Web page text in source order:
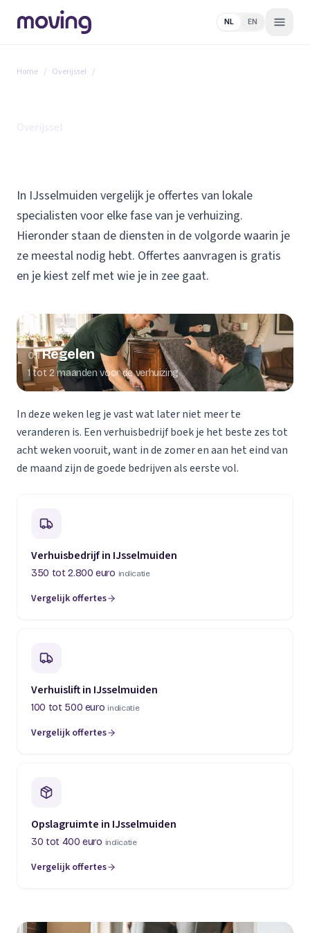
NL EN
Home / Overijssel /
Overijssel
In IJsselmuiden vergelijk je offertes van lokale
specialisten voor elke fase van je verhuizing.
Hieronder staan de diensten in de volgorde waarin je
ze meestal nodig hebt. Offertes aanvragen is gratis
en je kiest zelf met wie je in zee gaat.
01Regelen
1 tot 2 maanden voor de verhuizing
In deze weken leg je vast wat later niet meer te
veranderen is. Een verhuisbedrijf boek je het beste zes tot
acht weken vooruit, want in de zomer en aan het eind van
de maand zijn de goede bedrijven als eerste vol.
Verhuisbedrijf in IJsselmuiden
350 tot 2.800 euro indicatie
Vergelijk offertes
Verhuislift in IJsselmuiden
100 tot 500 euro indicatie
Vergelijk offertes
Opslagruimte in IJsselmuiden
30 tot 400 euro indicatie
Vergelijk offertes